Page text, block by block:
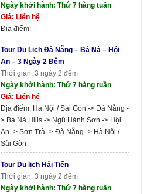
Ngày khởi hành: Thứ 7 hàng tuần
Giá: Liên hệ
Địa điểm:
Tour Du Lịch Đà Nẵng – Bà Nà – Hội
An – 3 Ngày 2 Đêm
Thời gian: 3 ngày 2 đêm
Ngày khởi hành: Thứ 7 hàng tuần
Giá: Liên hệ
Địa điểm: Hà Nội / Sài Gòn -> Đà Nẵng -
> Bà Nà Hills -> Ngũ Hành Sơn -> Hội
An -> Sơn Trà -> Đà Nẵng -> Hà Nội /
Sài Gòn
Tour Du lịch Hải Tiến
Thời gian: 3 ngày 2 đêm
Ngày khởi hành: Thứ 7 hàng tuần